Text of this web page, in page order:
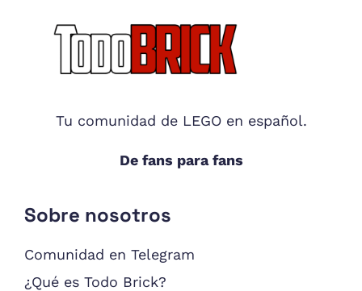
Footer
Tu comunidad de LEGO en español.
De fans para fans
Sobre nosotros
Comunidad en Telegram
¿Qué es Todo Brick?